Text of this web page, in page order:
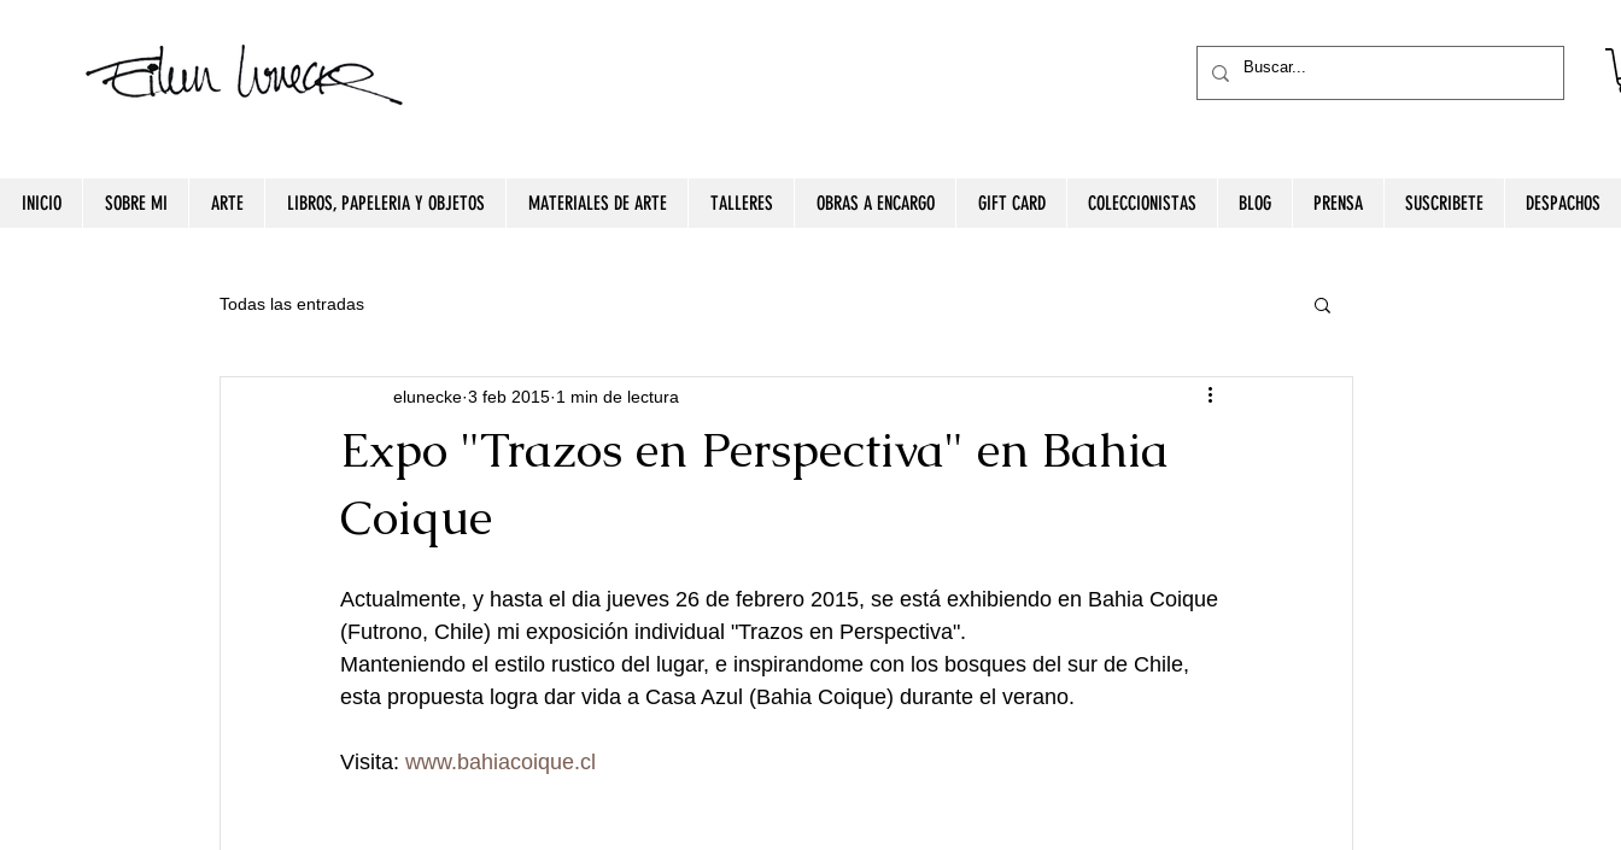
INICIO SOBRE MI ARTE LIBROS, PAPELERIA Y OBJETOS MATERIALES DE ARTE TALLERES OBRAS A ENCARGO GIFT CARD COLECCIONISTAS BLOG PRENSA SUSCRIBETE DESPACHOS
Todas las entradas
Expo "Trazos en Perspectiva" en Bahia
Coique
elunecke 3 feb 2015 1 min de lectura
Actualmente, y hasta el dia jueves 26 de febrero 2015, se está exhibiendo en Bahia Coique
(Futrono, Chile) mi exposición individual "Trazos en Perspectiva".
Manteniendo el estilo rustico del lugar, e inspirandome con los bosques del sur de Chile,
esta propuesta logra dar vida a Casa Azul (Bahia Coique) durante el verano.
Visita: www.bahiacoique.cl